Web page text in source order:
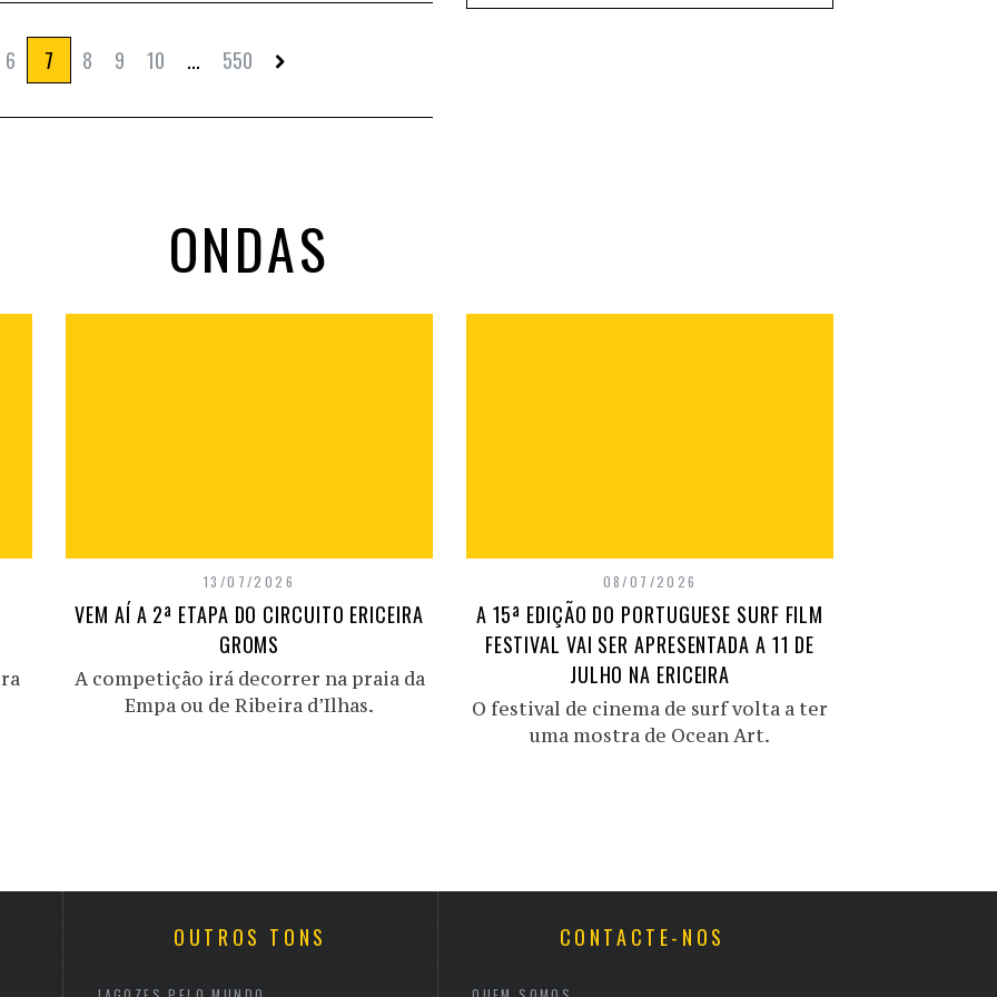
6 7 8 9 10 ... 550
ONDAS
13/07/2026
VEM AÍ A 2ª ETAPA DO CIRCUITO ERICEIRA
GROMS
A competição irá decorrer na praia da
Empa ou de Ribeira d’Ilhas.
08/07/2026
A 15ª EDIÇÃO DO PORTUGUESE SURF FILM
FESTIVAL VAI SER APRESENTADA A 11 DE
JULHO NA ERICEIRA
O festival de cinema de surf volta a ter
uma mostra de Ocean Art.
OUTROS TONS CONTACTE-NOS